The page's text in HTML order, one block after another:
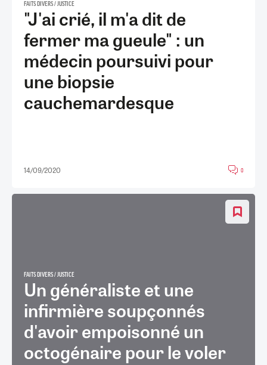
FAITS DIVERS / JUSTICE
"J'ai crié, il m'a dit de
fermer ma gueule" : un
médecin poursuivi pour
une biopsie
cauchemardesque
14/09/2020 0
FAITS DIVERS / JUSTICE
Un généraliste et une
infirmière soupçonnés
d'avoir empoisonné un
octogénaire pour le voler